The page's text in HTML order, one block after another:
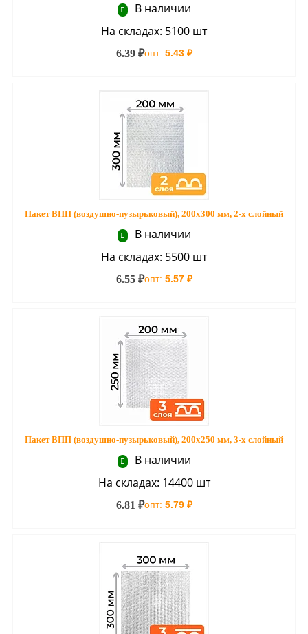
В наличии
На складах: 5100 шт
6.39 ₽опт: 5.43 ₽
Пакет ВПП (воздушно-пузырьковый), 200х300 мм, 2-х слойный
В наличии
На складах: 5500 шт
6.55 ₽опт: 5.57 ₽
Пакет ВПП (воздушно-пузырьковый), 200х250 мм, 3-х слойный
В наличии
На складах: 14400 шт
6.81 ₽опт: 5.79 ₽